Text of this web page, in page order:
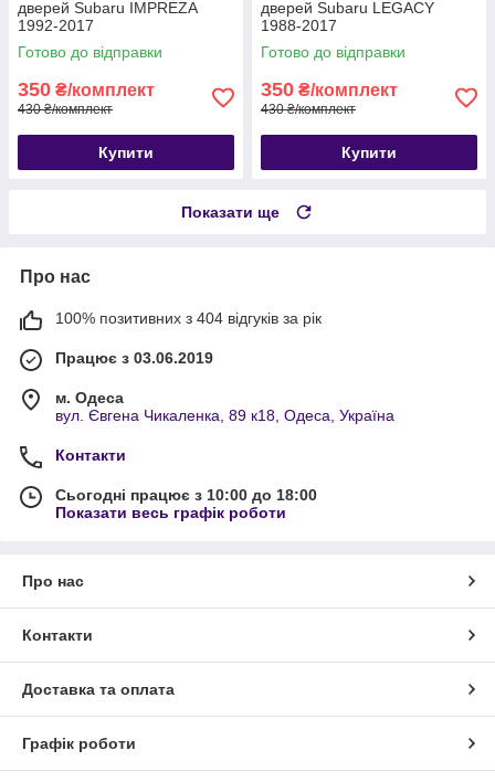
дверей Subaru IMPREZA
1992-2017
Готово до відправки
350 ₴/комплект
430 ₴/комплект
Купити
дверей Subaru LEGACY
1988-2017
Готово до відправки
350 ₴/комплект
430 ₴/комплект
Купити
Показати ще
Про нас
100% позитивних з 404 відгуків за рік
Працює з 03.06.2019
м. Одеса
вул. Євгена Чикаленка, 89 к18, Одеса, Україна
Контакти
Сьогодні працює з 10:00 до 18:00
Показати весь графік роботи
Про нас
Контакти
Доставка та оплата
Графік роботи